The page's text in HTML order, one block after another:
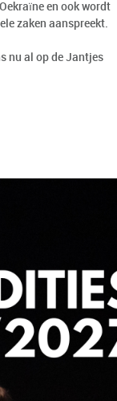
en ook wordt
zaken aanspreekt.
nu al op de Jantjes